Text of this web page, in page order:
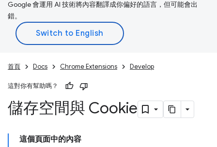
Google 會運用 AI 技術將內容翻譯成你偏好的語言，但可能會出
錯。
首頁 Docs Chrome Extensions Develop
這對你有幫助嗎？
儲存空間與 Cookie
這個頁面中的內容